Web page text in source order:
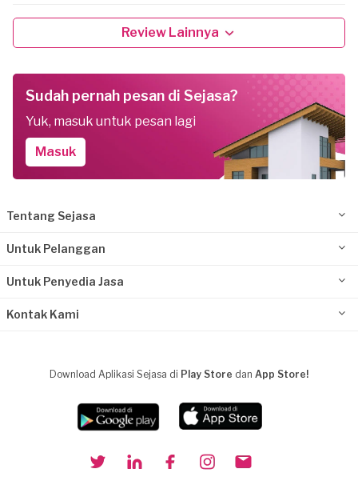
Review Lainnya
Sudah pernah pesan di Sejasa?
Yuk, masuk untuk pesan lagi
Masuk
Tentang Sejasa
Untuk Pelanggan
Untuk Penyedia Jasa
Kontak Kami
Download Aplikasi Sejasa di Play Store dan App Store!